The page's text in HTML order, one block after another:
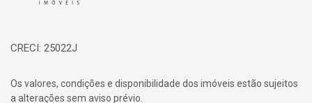
CRECI: 25022J
Os valores, condições e disponibilidade dos imóveis estão sujeitos
a alterações sem aviso prévio.